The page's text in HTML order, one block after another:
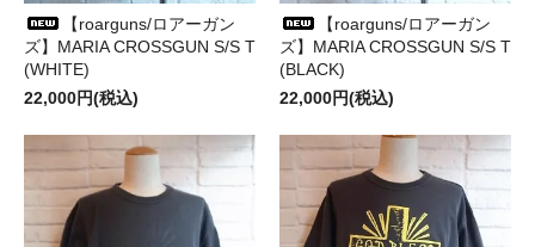
【roarguns/ロアーガン
ズ】MARIA CROSSGUN S/S T
(WHITE)
22,000円(税込)
【roarguns/ロアーガン
ズ】MARIA CROSSGUN S/S T
(BLACK)
22,000円(税込)